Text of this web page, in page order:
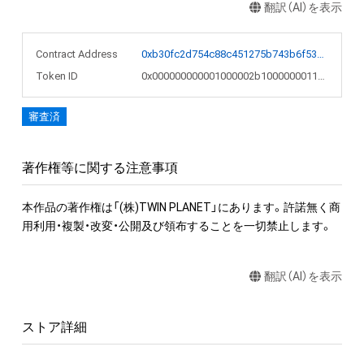
翻訳（AI）を表示
Contract Address
0xb30fc2d754c88c451275b743b6f530f19f643683
Token ID
0x000000000001000002b1000000011241
審査済
著作権等に関する注意事項
本作品の著作権は「(株)TWIN PLANET」にあります。許諾無く商
用利用・複製・改変・公開及び領布することを一切禁止します。
翻訳（AI）を表示
ストア詳細